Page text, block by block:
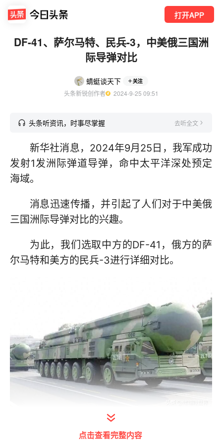
打开APP
DF-41、萨尔马特、民兵-3，中美俄三国洲
际导弹对比
蜻蜓谈天下 关注
头条新锐创作者
  2024-9-25 09:51
头条听资讯，时事尽掌握 去听全文
新华社消息，2024年9月25日，我军成功
发射1发洲际弹道导弹，命中太平洋深处预定
海域。
消息迅速传播，并引起了人们对于中美俄
三国洲际导弹对比的兴趣。
为此，我们选取中方的DF-41，俄方的萨
尔马特和美方的民兵-3进行详细对比。
打开今日头条查看图片详情
首先是名称。
点击查看完整内容